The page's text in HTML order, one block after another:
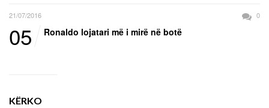
21/07/2016 0
05 Ronaldo lojatari më i mirë në botë
KËRKO